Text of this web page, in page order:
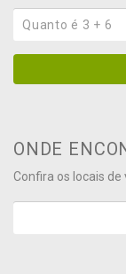
ONDE
Confira os locais de